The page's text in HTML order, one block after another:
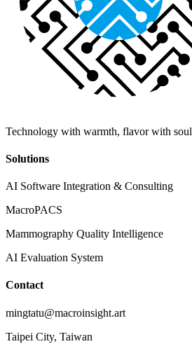
Technology with warmth, flavor with soul
Solutions
AI Software Integration & Consulting
MacroPACS
Mammography Quality Intelligence
AI Evaluation System
Contact
mingtatu@macroinsight.art
Taipei City, Taiwan